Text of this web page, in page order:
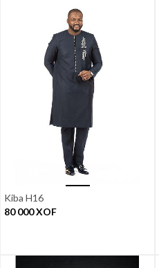
Kiba H16
80 000XOF